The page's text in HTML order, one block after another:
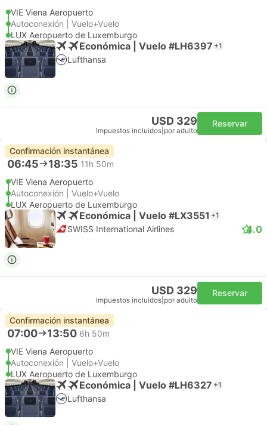
VIE Viena Aeropuerto
Autoconexión | Vuelo+Vuelo
LUX Aeropuerto de Luxemburgo
Económica | Vuelo #LH6397 +1
Lufthansa
USD 329
Impuestos incluidos por adulto
Reservar
Confirmación instantánea
06:45 18:35 11h 50m
VIE Viena Aeropuerto
Autoconexión | Vuelo+Vuelo
LUX Aeropuerto de Luxemburgo
Económica | Vuelo #LX3551 +1
SWISS International Airlines 4.0
USD 329
Impuestos incluidos por adulto
Reservar
Confirmación instantánea
07:00 13:50 6h 50m
VIE Viena Aeropuerto
Autoconexión | Vuelo+Vuelo
LUX Aeropuerto de Luxemburgo
Económica | Vuelo #LH6327 +1
Lufthansa